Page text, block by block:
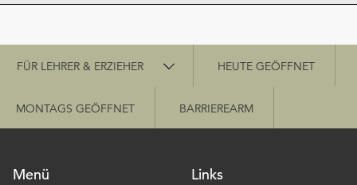
Schnellzugriff
FÜR LEHRER & ERZIEHER HEUTE GEÖFFNET
MONTAGS GEÖFFNET BARRIEREARM
Menü
Links